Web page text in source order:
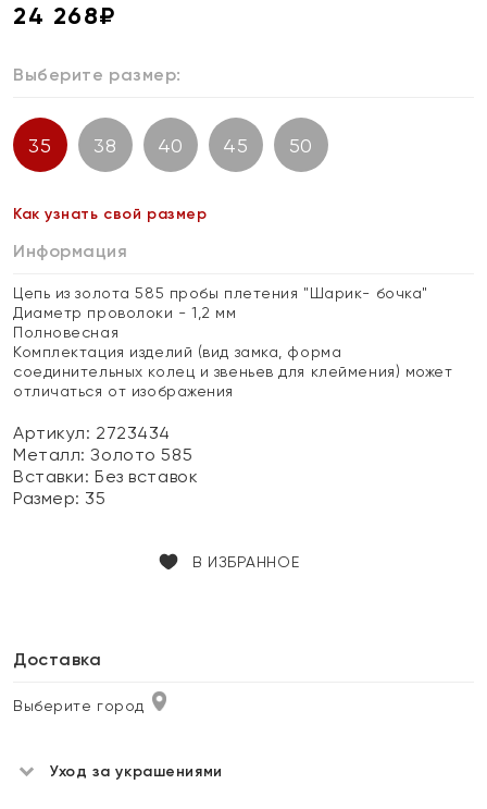
24 268₽
Выберите размер:
35 38 40 45 50
Как узнать свой размер
Информация
Цепь из золота 585 пробы плетения "Шарик- бочка"
Диаметр проволоки - 1,2 мм
Полновесная
Комплектация изделий (вид замка, форма
соединительных колец и звеньев для клеймения) может
отличаться от изображения
Артикул: 2723434
Металл:Золото 585
Вставки:Без вставок
Размер: 35
В ИЗБРАННОЕ
Доставка
Выберите город
Уход за украшениями